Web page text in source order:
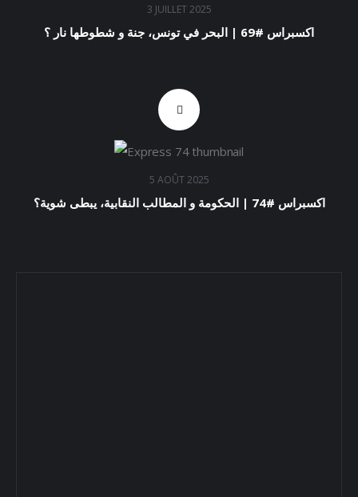
3 JUILLET 2025
اكسبراس #69 | البحر في تونس، جنة و شطوطها نار ؟
5 AOÛT 2025
اكسبراس #74 | الحكومة و المطالب النقابية، يبطى شوية؟